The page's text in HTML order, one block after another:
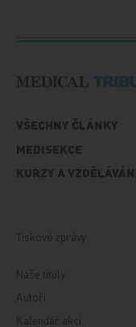
VŠECHNY ČLÁNKY
MEDISEKCE
KURZY A
Tiskové zprávy
Naše tituly
Autoři
Kalendář akcí